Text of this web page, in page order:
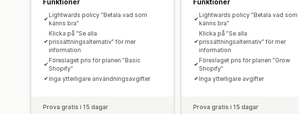
Lightwards policy ”Betala vad som
känns bra”
Klicka på ”Se alla
prissättningsalternativ” för mer
information
Föreslaget pris för planen ”Basic
Shopify”
Inga ytterligare användningsavgifter
Prova gratis i 15 dagar
Lightwards policy ”Betala vad som
känns bra”
Klicka på ”Se alla
prissättningsalternativ” för mer
information
Föreslaget pris för planen ”Grow
Shopify”
Inga ytterligare avgifter
Prova gratis i 15 dagar